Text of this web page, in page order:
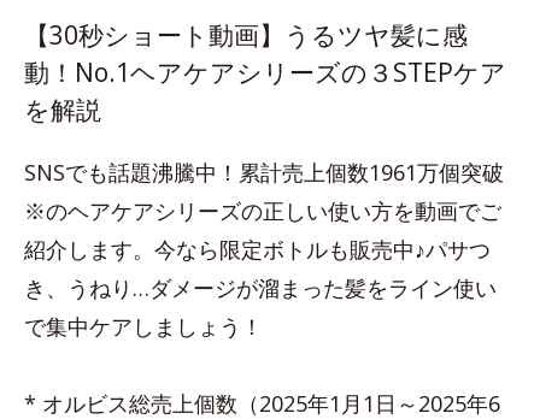
【30秒ショート動画】うるツヤ髪に感
動！No.1ヘアケアシリーズの３STEPケア
を解説
SNSでも話題沸騰中！累計売上個数1961万個突破
※のヘアケアシリーズの正しい使い方を動画でご
紹介します。今なら限定ボトルも販売中♪パサつ
き、うねり…ダメージが溜まった髪をライン使い
で集中ケアしましょう！
* オルビス総売上個数（2025年1月1日～2025年6